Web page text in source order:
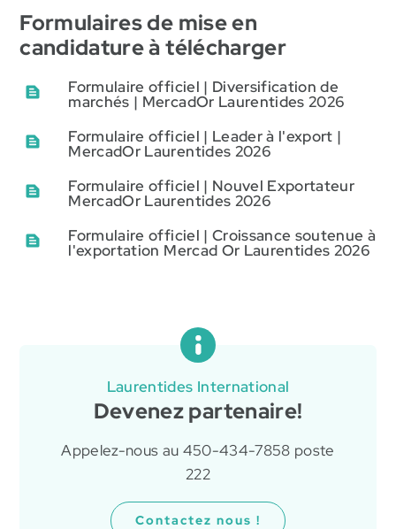
Formulaires de mise en
candidature à télécharger
Formulaire officiel | Diversification de
marchés | MercadOr Laurentides 2026
Formulaire officiel | Leader à l'export |
MercadOr Laurentides 2026
Formulaire officiel | Nouvel Exportateur
MercadOr Laurentides 2026
Formulaire officiel | Croissance soutenue à
l'exportation Mercad Or Laurentides 2026
Laurentides International
Devenez partenaire!
Appelez-nous au 450-434-7858 poste
222
Contactez nous !